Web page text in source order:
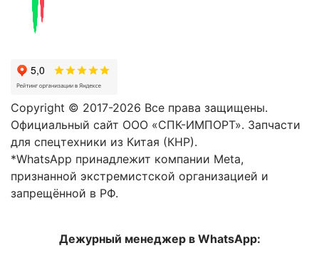
Copyright © 2017-2026 Все права защищены.
Официальный сайт ООО «СПК-ИМПОРТ». Запчасти
для спецтехники из Китая (КНР).
*WhatsApp принадлежит компании Meta,
признанной экстремистской организацией и
запрещённой в РФ.
Дежурный менеджер в WhatsApp: